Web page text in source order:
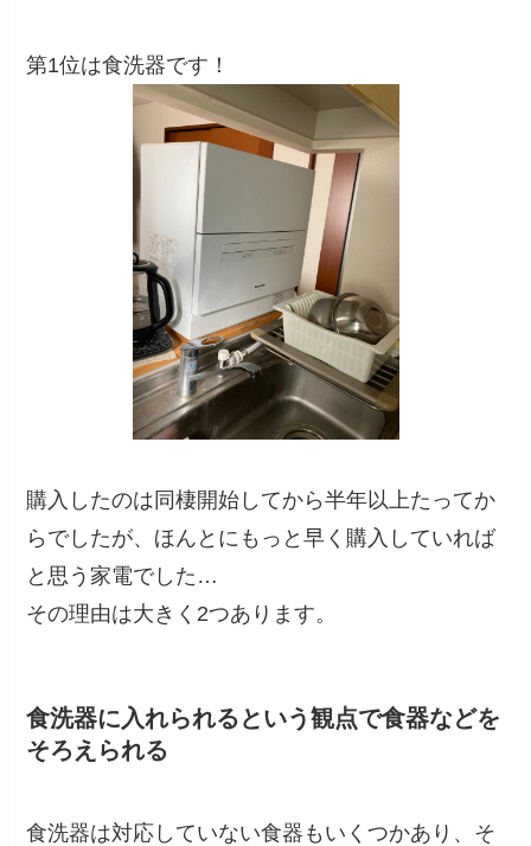
第1位は食洗器です！
購入したのは同棲開始してから半年以上たってか
らでしたが、ほんとにもっと早く購入していれば
と思う家電でした…
その理由は大きく2つあります。
食洗器に入れられるという観点で食器などを
そろえられる
食洗器は対応していない食器もいくつかあり、そ